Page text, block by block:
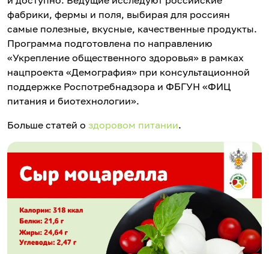
фабрики, фермы и поля, выбирая для россиян
самые полезные, вкусные, качественные продукты.
Программа подготовлена по направлению
«Укрепление общественного здоровья» в рамках
нацпроекта «Демография» при консультационной
поддержке Роспотребнадзора и ФБГУН «ФИЦ
питания и биотехнологии».
Больше статей о здоровом питании.